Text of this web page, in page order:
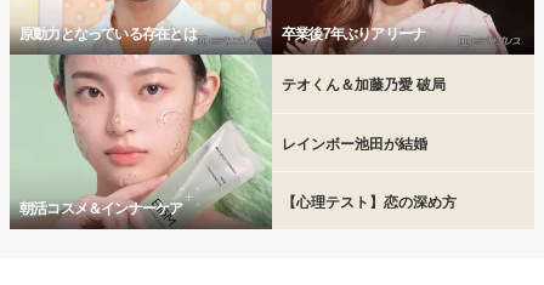
原動力となっている存在とは 卒業後7年ぶりアリーナ
朝活コスメ＆インナーケア
テオくん＆加藤乃愛 破局
レインボー池田が結婚
【心理テスト】恋の深め方